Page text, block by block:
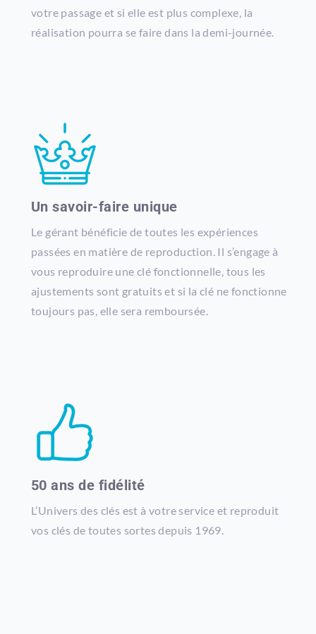
votre passage et si elle est plus complexe, la
réalisation pourra se faire dans la demi-journée.
Un savoir-faire unique
Le gérant bénéficie de toutes les expériences
passées en matière de reproduction. Il s’engage à
vous reproduire une clé fonctionnelle, tous les
ajustements sont gratuits et si la clé ne fonctionne
toujours pas, elle sera remboursée.
50 ans de fidélité
L’Univers des clés est à votre service et reproduit
vos clés de toutes sortes depuis 1969.